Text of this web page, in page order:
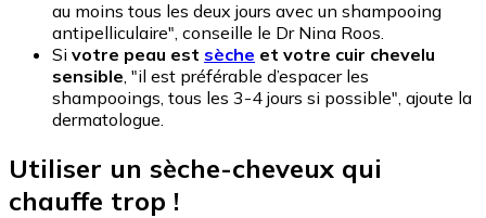
au moins tous les deux jours avec un shampooing
antipelliculaire", conseille le Dr Nina Roos.
Si votre peau est sèche et votre cuir chevelu
sensible , "il est préférable d’espacer les
shampooings, tous les 3-4 jours si possible", ajoute la
dermatologue.
Utiliser un sèche-cheveux qui
chauffe trop !